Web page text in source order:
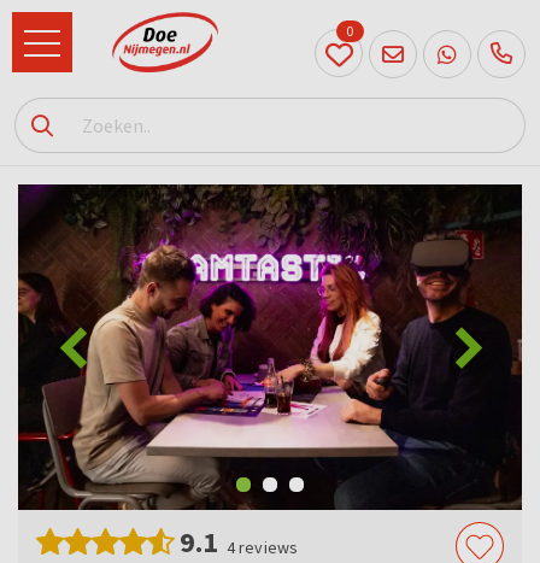
024
204
0
9.1 4reviews